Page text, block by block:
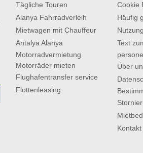
Tägliche Touren
Alanya Fahrradverleih
Mietwagen mit Chauffeur
Antalya Alanya
Motorradvermietung
Motorräder mieten
Flughafentransfer service
Flottenleasing
Cookie
Häufig
Text
Über
Kontakt